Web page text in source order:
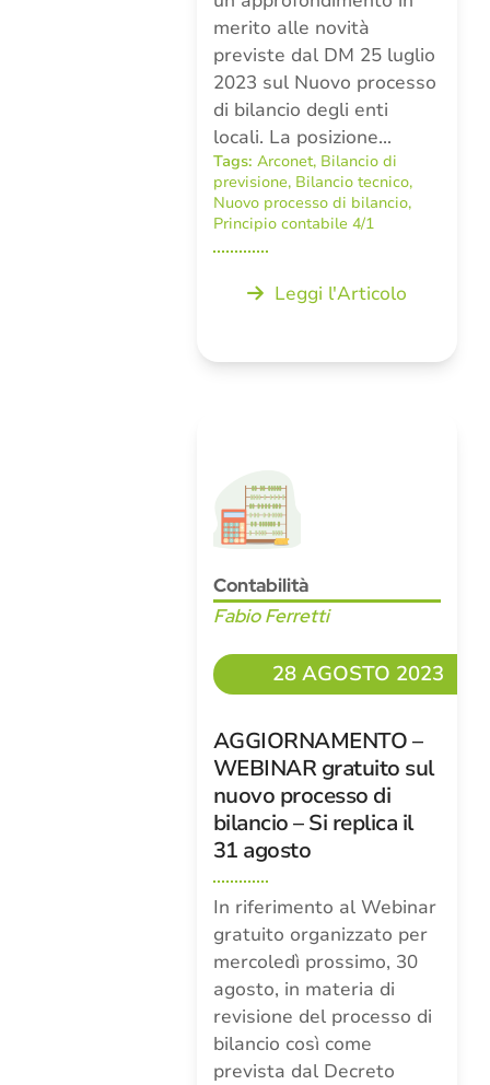
merito alle novità
previste dal DM 25 luglio
2023 sul Nuovo processo
di bilancio degli enti
locali. La posizione…
Tags: Arconet, Bilancio di
previsione, Bilancio tecnico,
Nuovo processo di bilancio,
Principio contabile 4/1
Leggi l'Articolo
Contabilità
Fabio Ferretti
28 AGOSTO 2023
AGGIORNAMENTO –
WEBINAR gratuito sul
nuovo processo di
bilancio – Si replica il
31 agosto
In riferimento al Webinar
gratuito organizzato per
mercoledì prossimo, 30
agosto, in materia di
revisione del processo di
bilancio così come
prevista dal Decreto